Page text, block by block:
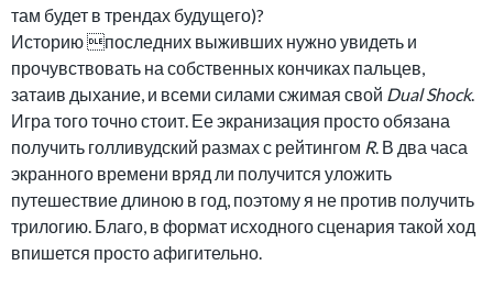
там будет в трендах будущего)?
Историю последних выживших нужно увидеть и
прочувствовать на собственных кончиках пальцев,
затаив дыхание, и всеми силами сжимая свой Dual Shock.
Игра того точно стоит. Ее экранизация просто обязана
получить голливудский размах с рейтингом R. В два часа
экранного времени вряд ли получится уложить
путешествие длиною в год, поэтому я не против получить
трилогию. Благо, в формат исходного сценария такой ход
впишется просто афигительно.